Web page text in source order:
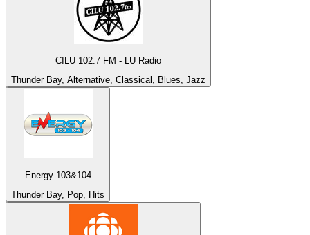
CILU 102.7 FM - LU Radio
Thunder Bay, Alternative, Classical, Blues, Jazz
Energy 103&104
Thunder Bay, Pop, Hits